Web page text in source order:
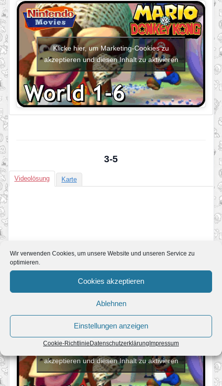
Wir verwenden Cookies, um unsere Website und unseren Service zu
optimieren.
Cookies akzeptieren
Ablehnen
Einstellungen anzeigen
Cookie-RichtlinieDatenschutzerklärungImpressum
Klicke hier, um Marketing-Cookies zu
akzeptieren und diesen Inhalt zu aktivieren
3-5
Videolösung Karte
akzeptieren und diesen Inhalt zu aktivieren